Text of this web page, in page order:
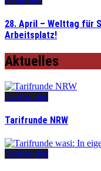
28. April – Welttag für
Arbeitsplatz!
Aktuelles
Tarifrunden
Tarifrunde NRW
Tarifrunden